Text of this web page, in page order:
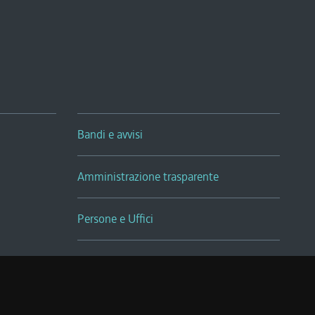
Bandi e avvisi
Amministrazione trasparente
Persone e Uffici
Sala Tiziano Tessitori